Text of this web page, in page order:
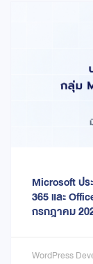
Microsoft ป
365 และ
กรกฎาคม
WordPress